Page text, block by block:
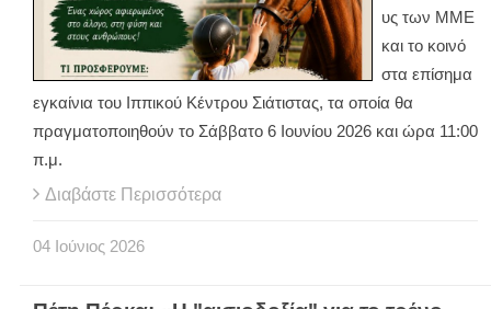
υς των ΜΜΕ
και το κοινό
στα επίσημα
εγκαίνια του Ιππικού Κέντρου Σιάτιστας, τα οποία θα
πραγματοποιηθούν το Σάββατο 6 Ιουνίου 2026 και ώρα 11:00
π.μ.
Διαβάστε Περισσότερα
04 Ιούνιος 2026